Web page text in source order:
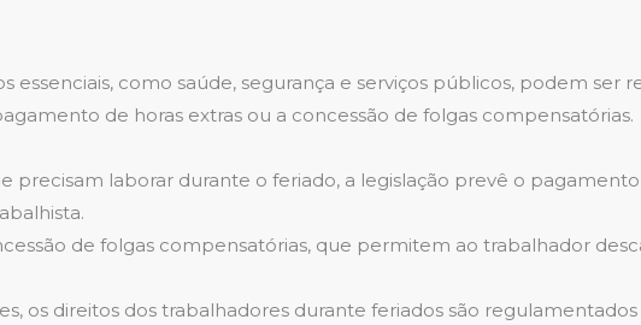
como saúde, segurança e serviços públicos, podem ser
de horas extras ou a concessão de folgas compensatórias.
precisam laborar durante o feriado, a legislação prevê o
de folgas compensatórias, que permitem ao trabalhador
os direitos dos trabalhadores durante feriados são